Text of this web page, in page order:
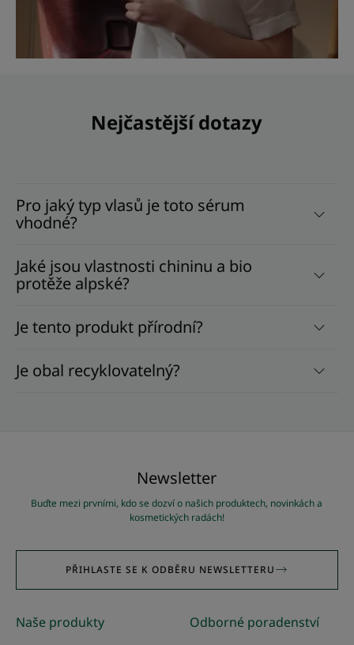
Nejčastější dotazy
Pro jaký typ vlasů je toto sérum
vhodné?
Jaké jsou vlastnosti chininu a bio
protěže alpské?
Je tento produkt přírodní?
Je obal recyklovatelný?
Newsletter
Buďte mezi prvními, kdo se dozví o našich produktech, novinkách a
kosmetických radách!
PŘIHLASTE SE K ODBĚRU NEWSLETTERU
Naše produkty
Odborné poradenství